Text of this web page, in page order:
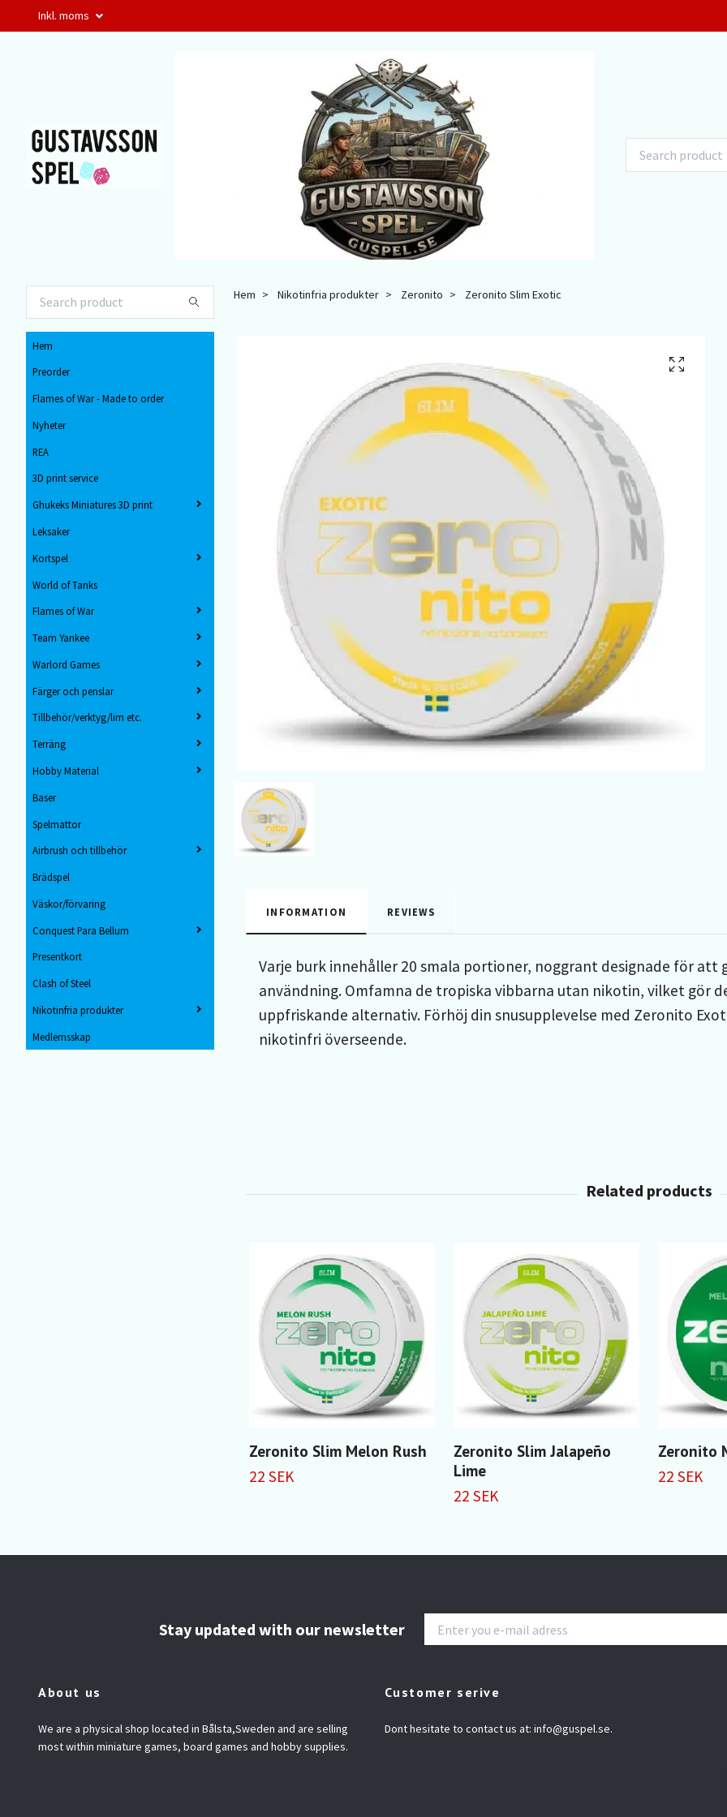
Inkl. moms
Hem
Preorder
Flames of War - Made to order
Nyheter
REA
3D print service
Ghukeks Miniatures 3D print
Leksaker
Kortspel
World of Tanks
Flames of War
Team Yankee
Warlord Games
Färger och penslar
Tillbehör/verktyg/lim etc.
Terräng
Hobby Material
Baser
Spelmattor
Airbrush och tillbehör
Brädspel
Väskor/förvaring
Conquest Para Bellum
Presentkort
Clash of Steel
Nikotinfria produkter
Medlemsskap
Hem Nikotinfria produkter Zeronito Zeronito Slim Exotic
INFORMATION REVIEWS
Varje burk innehåller 20 smala portioner, noggrant designade för att
användning. Omfamna de tropiska vibbarna utan nikotin, vilket gör
uppfriskande alternativ. Förhöj din snusupplevelse med Zeronito
nikotinfri överseende.
Zeronito Slim Melon Rush
22 SEK
Zeronito Slim Jalapeño
Lime
22 SEK
Zeronito
22 SEK
Stay updated with our newsletter
About us
We are a physical shop located in Bålsta,Sweden and are selling
most within miniature games, board games and hobby supplies.
Customer serive
Dont hesitate to contact us at: info@guspel.se.